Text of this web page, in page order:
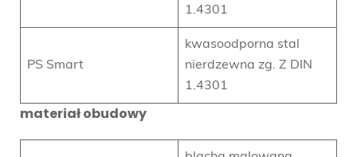
1.4301
PS Smart
kwasoodporna stal
nierdzewna zg. Z DIN
1.4301
materiał obudowy